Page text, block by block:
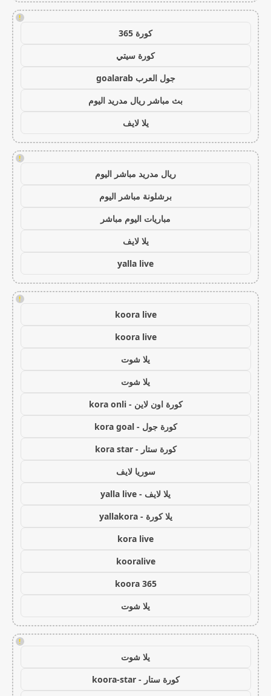
!
كورة 365
كورة سيتي
جول العرب goalarab
بث مباشر ريال مدريد اليوم
يلا لايف
!
ريال مدريد مباشر اليوم
برشلونة مباشر اليوم
مباريات اليوم مباشر
يلا لايف
yalla live
!
koora live
koora live
يلا شوت
يلا شوت
كورة اون لاين - kora onli
كورة جول - kora goal
كورة ستار - kora star
سوريا لايف
يلا لايف - yalla live
يلا كورة - yallakora
kora live
kooralive
koora 365
يلا شوت
!
يلا شوت
كورة ستار - koora-star